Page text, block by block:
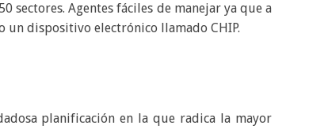
sectores. Agentes fáciles de manejar ya que a
un dispositivo electrónico llamado CHIP.
planificación en la que radica la mayor